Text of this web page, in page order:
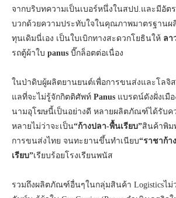
จากบริบทความเป็นเบอร์หนึ่งในสปป.และมีอัต
บวกด้วยความประทับใจในคุณภาพมาตรฐาน
ทุนเดิมนี่เอง เป็นใบเบิกทางสะดวกโยธินให้ ลา
รถตู้ผ้าใบ panus บี๊กล็อตต่อเนื่อง
ในป่าดิบผู้ผลิตยานยนต์เพื่อการขนส่งและโลจิ
แลที่จะไม่รู้จักกิตติศัพท์ Panus แบรดน์ดังฝั่งเมื
นามอุโฆษนี้เป็นอย่างดี หลายผลิตภัณฑ์ได้รับค
หลายไม่ว่าจะเป็น“ก้างปลา-พื้นเรียบ”สินค้าพิม
การขนส่งไทย จนทะยานขึ้นทำเนียบ“ราชาก้า
เรียบ”เรียบร้อยโรงเรียนพนัส
รวมถึงผลิตภัณฑ์อื่นๆในกลุ่มสินค้า Logisticsไม่